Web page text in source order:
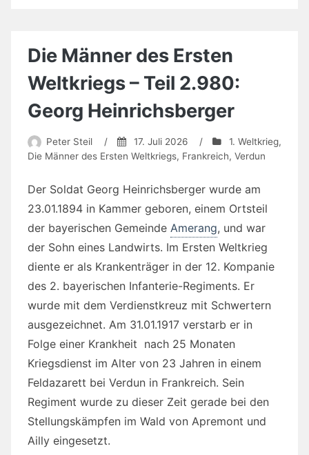
Die Männer des Ersten
Weltkriegs – Teil 2.980:
Georg Heinrichsberger
Peter Steil / 17. Juli 2026 / 1. Weltkrieg,
Die Männer des Ersten Weltkriegs, Frankreich, Verdun
Der Soldat Georg Heinrichsberger wurde am
23.01.1894 in Kammer geboren, einem Ortsteil
der bayerischen Gemeinde Amerang, und war
der Sohn eines Landwirts. Im Ersten Weltkrieg
diente er als Krankenträger in der 12. Kompanie
des 2. bayerischen Infanterie-Regiments. Er
wurde mit dem Verdienstkreuz mit Schwertern
ausgezeichnet. Am 31.01.1917 verstarb er in
Folge einer Krankheit nach 25 Monaten
Kriegsdienst im Alter von 23 Jahren in einem
Feldazarett bei Verdun in Frankreich. Sein
Regiment wurde zu dieser Zeit gerade bei den
Stellungskämpfen im Wald von Apremont und
Ailly eingesetzt.